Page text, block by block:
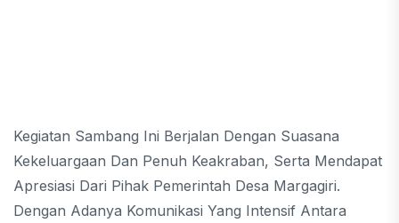
Kegiatan Sambang Ini Berjalan Dengan Suasana
Kekeluargaan Dan Penuh Keakraban, Serta Mendapat
Apresiasi Dari Pihak Pemerintah Desa Margagiri.
Dengan Adanya Komunikasi Yang Intensif Antara